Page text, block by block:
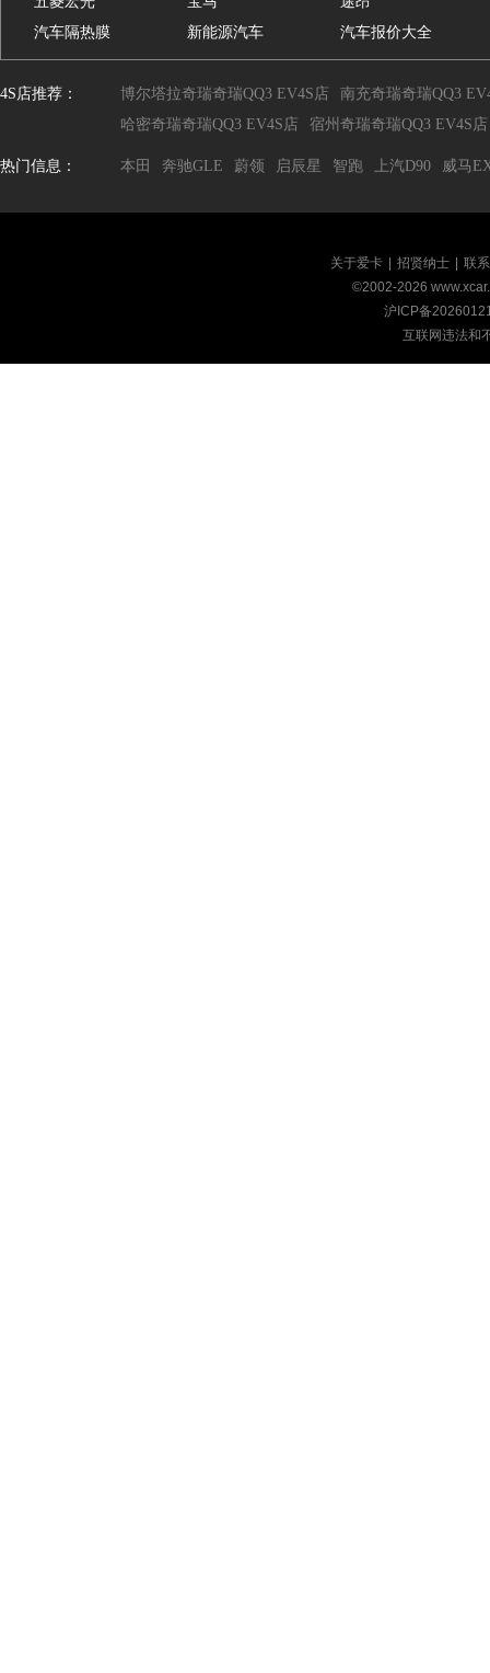
汽车隔热膜
新能源汽车 汽车报价大全
4S店推荐： 博尔塔拉奇瑞奇瑞QQ3 EV4S店
南充奇瑞奇瑞QQ3
哈密奇瑞奇瑞QQ3 EV4S店
宿州奇瑞奇瑞QQ3 EV4S店
热门信息： 本田 奔驰GLE 蔚领 启辰星 智跑 上汽D90 威马
关于爱卡 招贤纳士
联
©2002-2026
沪ICP备
互联网违法和